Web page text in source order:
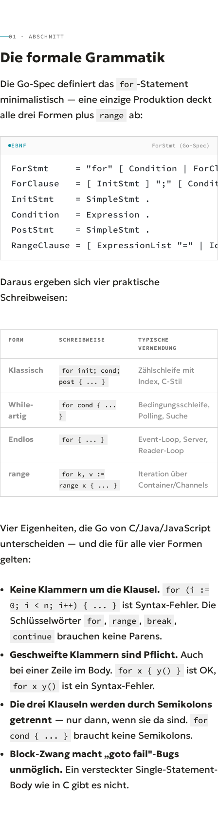
01 · ABSCHNITT
Die formale Grammatik
Die Go-Spec definiert das for -Statement
minimalistisch — eine einzige Produktion deckt
alle drei Formen plus range ab:
EBNF ForStmt (Go-Spec)
ForStmt     = "for" [ Condition |
ForClause   = [ InitStmt ] ";" [
InitStmt    = SimpleStmt .
Condition   = Expression .
PostStmt    = SimpleStmt .
RangeClause = [ ExpressionList "="
Daraus ergeben sich vier praktische
Schreibweisen:
FORM SCHREIBWEISE
TYPISCHE
VERWENDUNG
Klassisch
for init; cond;
post { ... }
Zählschleife mit
Index, C-Stil
While-
artig
for cond { ...
}
Bedingungsschleife,
Polling, Suche
Endlos for { ... }
Event-Loop, Server,
Reader-Loop
range
for k, v :=
range x { ... }
Iteration über
Container/Channels
Vier Eigenheiten, die Go von C/Java/JavaScript
unterscheiden — und die für alle vier Formen
gelten:
Keine Klammern um die Klausel. for (i :=
0; i < n; i++) { ... } ist Syntax-Fehler. Die
Schlüsselwörter for , range , break ,
continue brauchen keine Parens.
Geschweifte Klammern sind Pflicht. Auch
bei einer Zeile im Body. for x { y() } ist OK,
for x y()
ist ein Syntax-Fehler.
Die drei Klauseln werden durch Semikolons
getrennt — nur dann, wenn sie da sind. for
cond { ... } braucht keine Semikolons.
Block-Zwang macht „goto fail"-Bugs
unmöglich. Ein versteckter Single-Statement-
Body wie in C gibt es nicht.